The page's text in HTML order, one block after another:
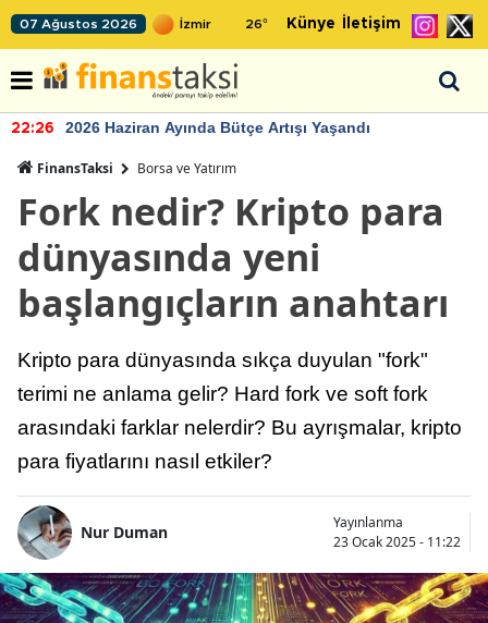
07 Ağustos 2026 26° Künye İletişim
22:24 TCMB'nin rezervlerinde artan momentum devam
FinansTaksi Borsa ve Yatırım
Fork nedir? Kripto para
dünyasında yeni
başlangıçların anahtarı
Kripto para dünyasında sıkça duyulan "fork"
terimi ne anlama gelir? Hard fork ve soft fork
arasındaki farklar nelerdir? Bu ayrışmalar, kripto
para fiyatlarını nasıl etkiler?
Nur Duman
Yayınlanma
23 Ocak 2025 - 11:22